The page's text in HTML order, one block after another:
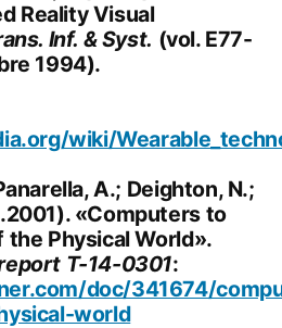
Reality Visual
Inf. & Syst. (vol. E77-
1994).
wiki/
A.; Deighton, N.;
«Computers to
Physical World».
T-14-0301:
doc/341674/
world